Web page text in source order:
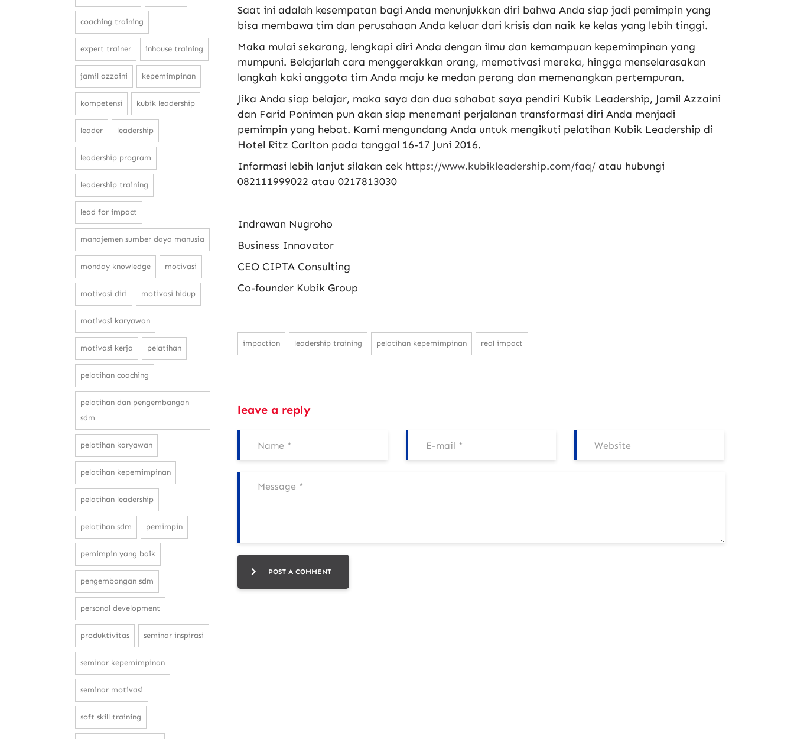
Saat ini adalah kesempatan bagi Anda menunjukkan diri bahwa Anda siap jadi pemimpin yang
bisa membawa tim dan perusahaan Anda keluar dari krisis dan naik ke kelas yang lebih tinggi.
Maka mulai sekarang, lengkapi diri Anda dengan ilmu dan kemampuan kepemimpinan yang
mumpuni. Belajarlah cara menggerakkan orang, memotivasi mereka, hingga menselarasakan
langkah kaki anggota tim Anda maju ke medan perang dan memenangkan pertempuran.
Jika Anda siap belajar, maka saya dan dua sahabat saya pendiri Kubik Leadership, Jamil Azzaini
dan Farid Poniman pun akan siap menemani perjalanan transformasi diri Anda menjadi
pemimpin yang hebat. Kami mengundang Anda untuk mengikuti pelatihan Kubik Leadership di
Hotel Ritz Carlton pada tanggal 16-17 Juni 2016.
Informasi lebih lanjut silakan cek https://www.kubikleadership.com/faq/ atau hubungi
082111999022 atau 0217813030
Indrawan Nugroho
Business Innovator
CEO CIPTA Consulting
Co-founder Kubik Group
impaction leadership training pelatihan kepemimpinan real impact
leave a reply
POST A COMMENT
coaching training
expert trainer inhouse training
jamil azzaini kepemimpinan
kompetensi kubik leadership
leader leadership
leadership program
leadership training
lead for impact
manajemen sumber daya manusia
monday knowledge motivasi
motivasi diri motivasi hidup
motivasi karyawan
motivasi kerja pelatihan
pelatihan coaching
pelatihan dan pengembangan
sdm
pelatihan karyawan
pelatihan kepemimpinan
pelatihan leadership
pelatihan sdm pemimpin
pemimpin yang baik
pengembangan sdm
personal development
produktivitas seminar inspirasi
seminar kepemimpinan
seminar motivasi
soft skill training